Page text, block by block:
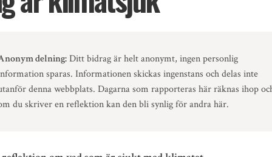
delning:Ditt bidrag är helt anonymt, ingen personlig
sparas. Informationen skickas ingenstans och delas inte
denna webbplats. Dagarna som rapporteras här räknas ihop
du skriver en reflektion kan den bli synlig för andra här.